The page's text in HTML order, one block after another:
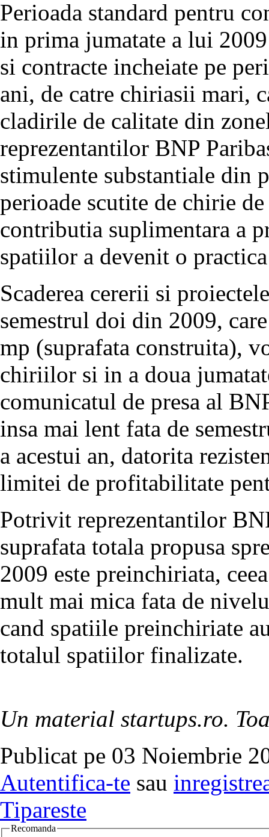
Perioada standard pentru
in prima jumatate a lui
si contracte incheiate pe
ani, de catre chiriasii mari,
cladirile de calitate din
reprezentantilor BNP
stimulente substantiale din
perioade scutite de chirie
contributia suplimentara a
spatiilor a devenit o
Scaderea cererii si
semestrul doi din 2009,
mp (suprafata construita),
chiriilor si in a doua
comunicatul de presa al
insa mai lent fata de
a acestui an, datorita
limitei de profitabilitate
Potrivit reprezentantilor
suprafata totala propusa
2009 este preinchiriata,
mult mai mica fata de
cand spatiile preinchiriate
totalul spatiilor finalizate.
Un material startups.ro.
Publicat pe 03 Noiembrie
Autentifica-te sau
Tipareste
Recomanda